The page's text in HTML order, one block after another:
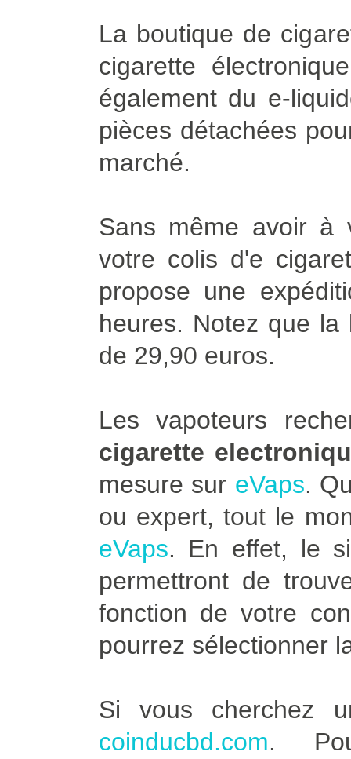
La boutique de
cigarette
également du e-
pièces détachées
marché.
Sans même avoir à
votre colis d'e
propose une
heures. Notez que
de 29,90 euros.
Les vapoteurs
cigarette
mesure sur eVaps.
ou expert, tout le
eVaps. En effet, le
permettront de
fonction de votre
pourrez sélectionner
Si vous cherchez
coinducbd.com.